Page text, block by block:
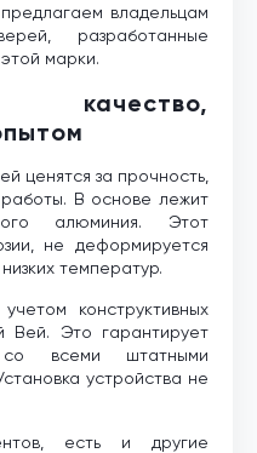
владельцам
разработанные
марки.
ценятся за прочность,
работы. В основе лежит
алюминия. Этот
не деформируется
температур.
конструктивных
Вей. Это гарантирует
со всеми штатными
устройства не
есть и другие